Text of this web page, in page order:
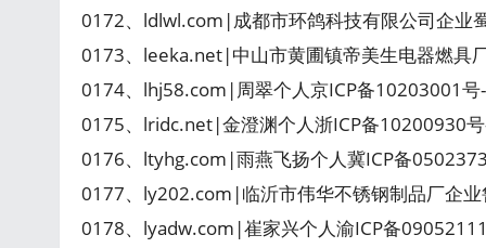
0172、ldlwl.com|成都市环鸽科技有限公司企业
0173、leeka.net|中山市黄圃镇帝美生电器燃具
0174、lhj58.com|周翠个人京ICP备10203001号
0175、lridc.net|金澄渊个人浙ICP备10200930
0176、ltyhg.com|雨燕飞扬个人冀ICP备
0177、ly202.com|临沂市伟华不锈钢制品厂企
0178、lyadw.com|崔家兴个人渝ICP备